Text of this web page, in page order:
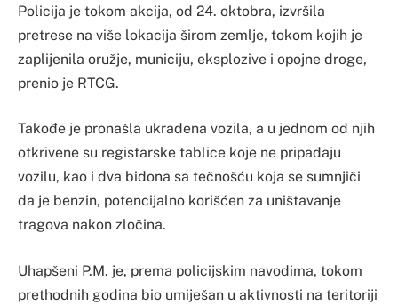
Policija je tokom akcija, od 24. oktobra, izvršila
pretrese na više lokacija širom zemlje, tokom kojih je
zaplijenila oružje, municiju, eksplozive i opojne droge,
prenio je RTCG.
Takođe je pronašla ukradena vozila, a u jednom od njih
otkrivene su registarske tablice koje ne pripadaju
vozilu, kao i dva bidona sa tečnošću koja se sumnjiči
da je benzin, potencijalno korišćen za uništavanje
tragova nakon zločina.
Uhapšeni P.M. je, prema policijskim navodima, tokom
prethodnih godina bio umiješan u aktivnosti na teritoriji